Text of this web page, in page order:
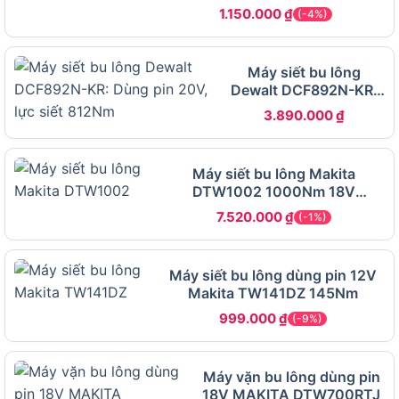
Dung lượng
pin đi kèm
2.0Ah (2 pin)
Tốc độ
không tải
0 – 2300 vòng/phút
Lực siết tối
đa
300 Nm
Điện thế sạc
220V – 240V / 50–60Hz
Tiện ích
Đèn LED trợ sáng, đèn báo dung lượng
pin
2 pin 20V/2.0Ah, 1 sạc, 3 đầu khẩu
(17mm, 19mm, 21mm), túi đựng
Bảo hành
6 tháng
1.150.000₫ (-4%)
Máy siết bu lông
Dewalt DCF892N-KR:
Dùng pin 20V, lực siết
812Nm
3.890.000₫
Máy siết bu lông Makita
DTW1002 1000Nm 18V
1800rpm
7.520.000₫ (-1%)
Máy siết bu lông dùng pin 12V
Makita TW141DZ 145Nm
999.000₫ (-9%)
Máy vặn bu lông dùng pin
18V MAKITA DTW700RTJ